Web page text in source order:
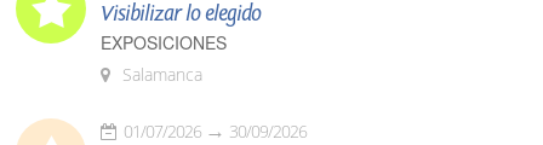
Visibilizar lo elegido
EXPOSICIONES
Salamanca
01/07/2026 30/09/2026